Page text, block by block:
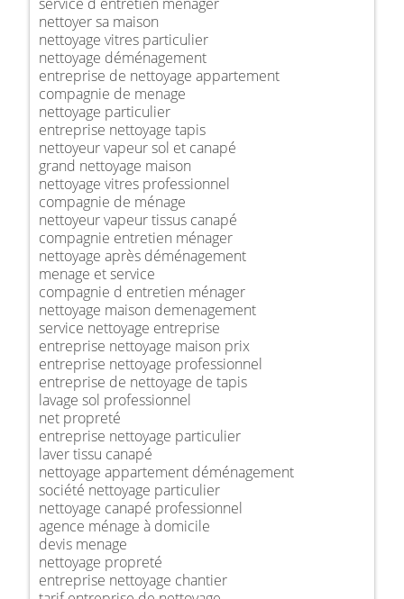
nettoyer sa maison
nettoyage vitres particulier
nettoyage déménagement
entreprise de nettoyage appartement
compagnie de menage
nettoyage particulier
entreprise nettoyage tapis
nettoyeur vapeur sol et canapé
grand nettoyage maison
nettoyage vitres professionnel
compagnie de ménage
nettoyeur vapeur tissus canapé
compagnie entretien ménager
nettoyage après déménagement
menage et service
compagnie d entretien ménager
nettoyage maison demenagement
service nettoyage entreprise
entreprise nettoyage maison prix
entreprise nettoyage professionnel
entreprise de nettoyage de tapis
lavage sol professionnel
net propreté
entreprise nettoyage particulier
laver tissu canapé
nettoyage appartement déménagement
société nettoyage particulier
nettoyage canapé professionnel
agence ménage à domicile
devis menage
nettoyage propreté
entreprise nettoyage chantier